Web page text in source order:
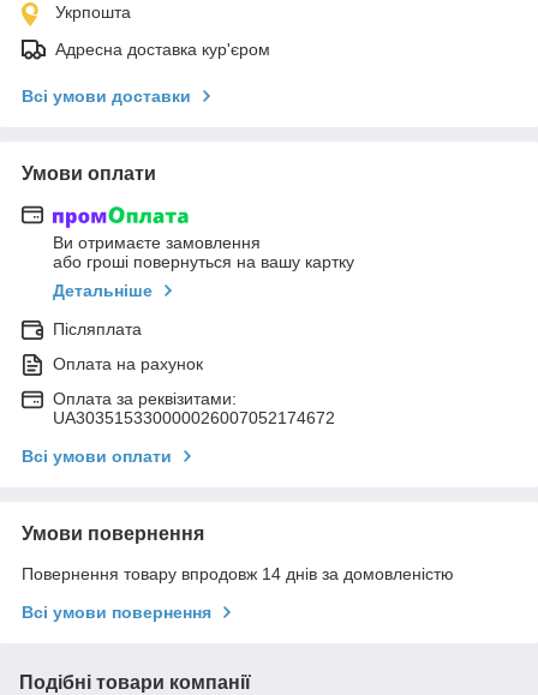
Укрпошта
Адресна доставка кур'єром
Всі умови доставки
Умови оплати
Ви отримаєте замовлення
або гроші повернуться на вашу картку
Детальніше
Післяплата
Оплата на рахунок
Оплата за реквізитами:
UA303515330000026007052174672
Всі умови оплати
Умови повернення
Повернення товару впродовж 14 днів за домовленістю
Всі умови повернення
Подібні товари компанії